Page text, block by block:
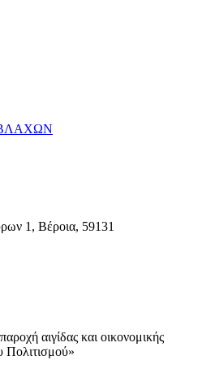
1, Βέροια, 59131
αιγίδας και οικονομικής
Πολιτισμού»